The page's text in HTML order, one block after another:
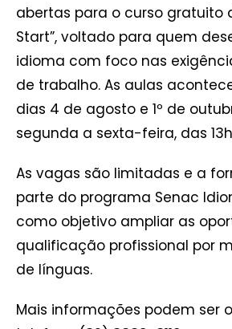
abertas para o curso gratuito
Start”, voltado para quem
idioma com foco nas
de trabalho. As aulas
dias 4 de agosto e 1º de
segunda a sexta-feira, das 13h
As vagas são limitadas e a
parte do programa Senac
como objetivo ampliar as
qualificação profissional por
de línguas.
Mais informações podem ser